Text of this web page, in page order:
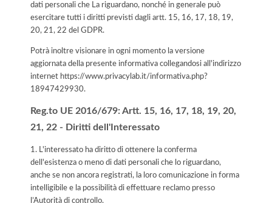
dati personali che La riguardano, nonché in generale può
esercitare tutti i diritti previsti dagli artt. 15, 16, 17, 18, 19,
20, 21, 22 del GDPR.
Potrà inoltre visionare in ogni momento la versione
aggiornata della presente informativa collegandosi all'indirizzo
internet https://www.privacylab.it/informativa.php?
18947429930.
Reg.to UE 2016/679: Artt. 15, 16, 17, 18, 19, 20,
21, 22 - Diritti dell'Interessato
1. L'interessato ha diritto di ottenere la conferma
dell'esistenza o meno di dati personali che lo riguardano,
anche se non ancora registrati, la loro comunicazione in forma
intelligibile e la possibilità di effettuare reclamo presso
l’Autorità di controllo.